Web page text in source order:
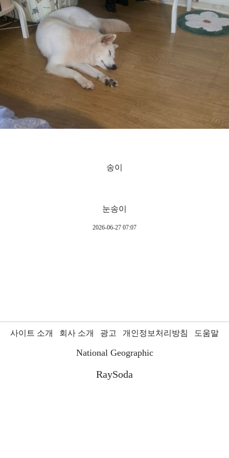
송이
눈송이
2026-06-27 07:07
사이트 소개 회사 소개 광고 개인정보처리방침 도움말
National Geographic
RaySoda